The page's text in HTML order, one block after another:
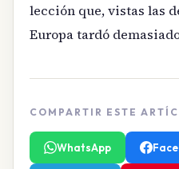
lección que, vistas las
Europa tardó
COMPARTIR ESTE
WhatsApp